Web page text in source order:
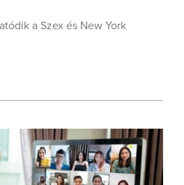
a Szex és New York